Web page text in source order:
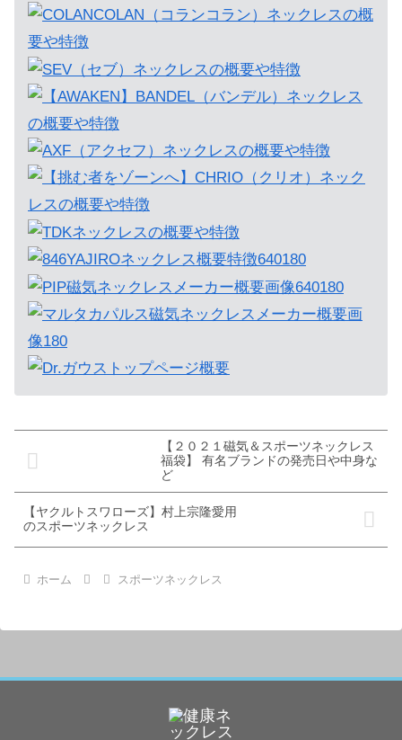
【２０２１磁気＆スポーツネックレス
福袋】 有名ブランドの発売日や中身な
ど
【ヤクルトスワローズ】村上宗隆愛用
のスポーツネックレス
ホーム スポーツネックレス